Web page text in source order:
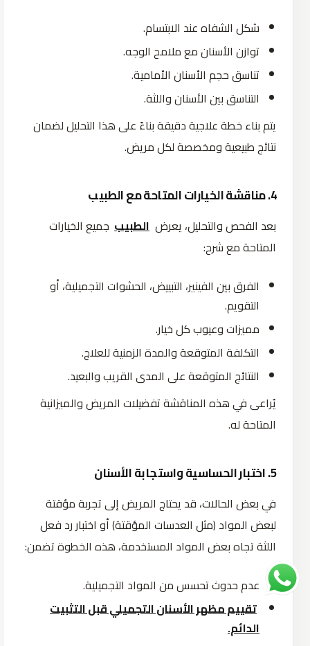
شكل الشفاه عند الابتسام.
توازن الأسنان مع ملامح الوجه.
تناسق حجم الأسنان الأمامية.
التناسق بين الأسنان واللثة.
يتم بناء خطة علاجية دقيقة بناءً على هذا التحليل لضمان
نتائج طبيعية ومخصصة لكل مريض.
4. مناقشة الخيارات المتاحة مع الطبيب
بعد الفحص والتحليل، يعرض الطبيب جميع الخيارات
المتاحة مع شرح:
الفرق بين الفينير، التبييض، الحشوات التجميلية، أو
التقويم.
مميزات وعيوب كل خيار.
التكلفة المتوقعة والمدة الزمنية للعلاج.
النتائج المتوقعة على المدى القريب والبعيد.
يُراعى في هذه المناقشة تفضيلات المريض والميزانية
المتاحة له.
5. اختبار الحساسية واستجابة الأسنان
في بعض الحالات، قد يحتاج المريض إلى تجربة مؤقتة
لبعض المواد (مثل العدسات المؤقتة) أو اختبار رد فعل
اللثة تجاه بعض المواد المستخدمة، هذه الخطوة تضمن:
عدم حدوث تحسس من المواد التجميلية.
تقييم مظهر الأسنان التجميلي قبل التثبيت
الدائم.